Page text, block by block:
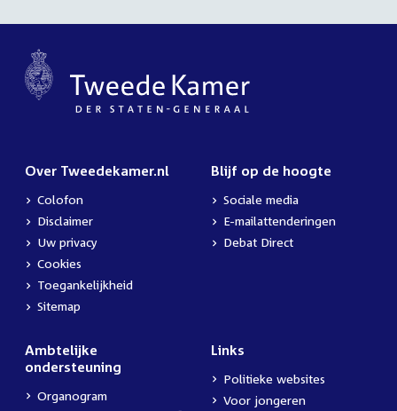
Over Tweedekamer.nl
Colofon
Disclaimer
Uw privacy
Cookies
Toegankelijkheid
Sitemap
Blijf op de hoogte
Sociale media
E-mailattenderingen
Debat Direct
Ambtelijke
ondersteuning
Organogram
Links
Politieke websites
Voor jongeren